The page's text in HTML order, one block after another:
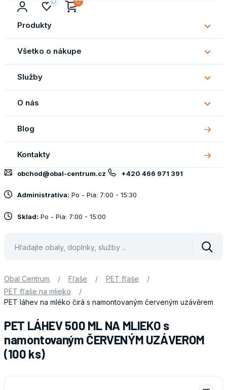
Produkty
Všetko o nákupe
o
Služby
O nás
O
nás
Blog
Kontakty
obchod@obal-centrum.cz +420 466 971 391
Administratíva: Po - Pia: 7:00 - 15:30
Sklad: Po - Pia: 7:00 - 15:00
Obal Centrum / Fľaše / PET fľaše
/
PET fľaše na mlieko
/
PET láhev na mléko čirá s namontovaným červeným uzávěrem
PET LÁHEV 500 ML NA MLIEKO s
namontovaným ČERVENÝM UZÁVEROM
(100 ks)